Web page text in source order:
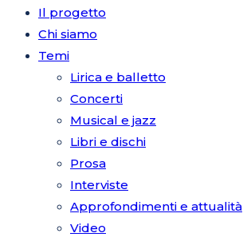
Il progetto
Chi siamo
Temi
Lirica e balletto
Concerti
Musical e jazz
Libri e dischi
Prosa
Interviste
Approfondimenti e attualità
Video